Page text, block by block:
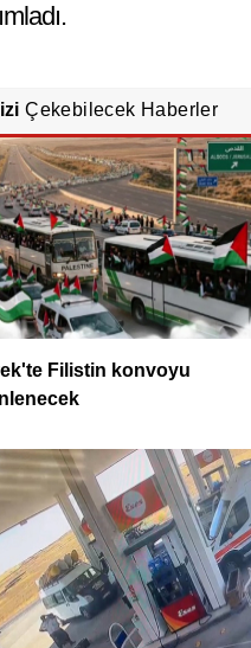
Çekebilecek Haberler
Filistin konvoyu